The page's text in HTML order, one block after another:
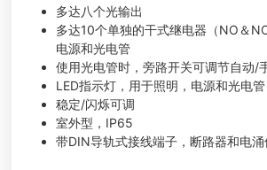
多达八个光输出
多达10个单独的干式继电器（NO＆
电源和光电管
使用光电管时，旁路开关可调节自动/
LED指示灯，用于照明，电源和光电管
稳定/闪烁可调
室外型，IP65
带DIN导轨式接线端子，断路器和电涌